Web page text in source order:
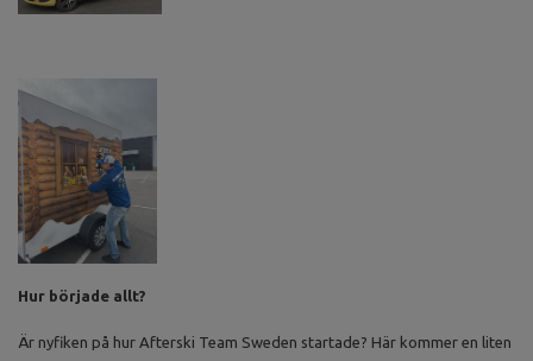
Hur började allt?
Är nyfiken på hur Afterski Team Sweden startade? Här kommer en liten